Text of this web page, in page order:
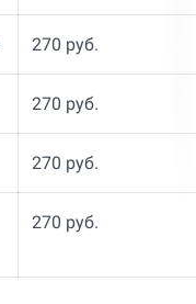
270 руб.
270 руб.
270 руб.
270 руб.